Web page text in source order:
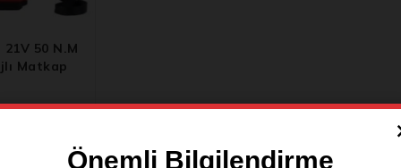
50 N.m
Matkap
Önemli Bilgilendirme